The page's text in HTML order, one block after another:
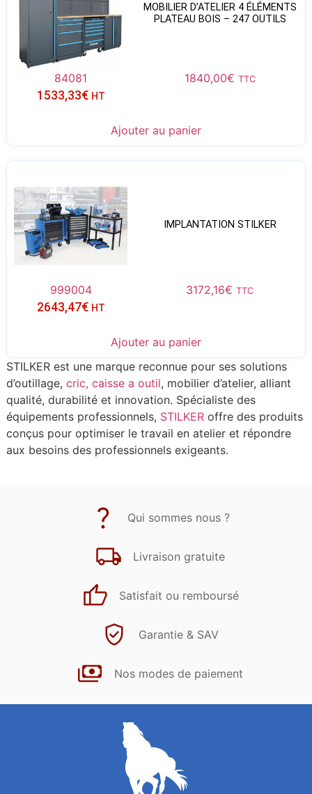
MOBILIER D’ATELIER 4 ÉLÉMENTS
PLATEAU BOIS – 247 OUTILS
84081 1840,00€ TTC
1533,33€ HT
Ajouter au panier
IMPLANTATION STILKER
999004 3172,16€ TTC
2643,47€ HT
Ajouter au panier
STILKER est une marque reconnue pour ses solutions
d’outillage, cric, caisse a outil, mobilier d’atelier, alliant
qualité, durabilité et innovation. Spécialiste des
équipements professionnels, STILKERoffre des produits
conçus pour optimiser le travail en atelier et répondre
aux besoins des professionnels exigeants.
Qui sommes nous ?
Livraison gratuite
Satisfait ou remboursé
Garantie & SAV
Nos modes de paiement